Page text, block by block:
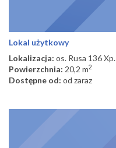
Lokal użytkowy
Lokalizacja: os. Rusa 136 Xp.
Powierzchnia: 20,2 m2
Dostępne od: od zaraz